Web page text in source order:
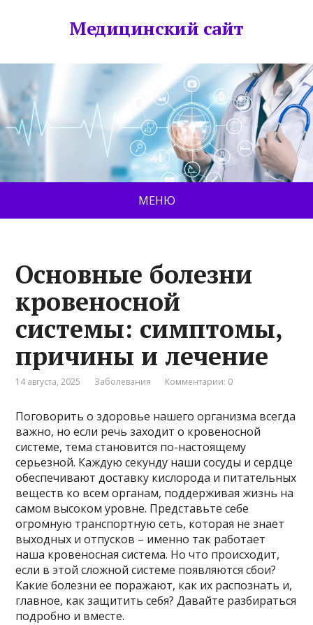
Медицинский сайт
МЕНЮ
Основные болезни
кровеносной
системы: симптомы,
причины и лечение
14 августа, 2025 Заболевания Комментарии: 0
Поговорить о здоровье нашего организма всегда
важно, но если речь заходит о кровеносной
системе, тема становится по-настоящему
серьезной. Каждую секунду наши сосуды и сердце
обеспечивают доставку кислорода и питательных
веществ ко всем органам, поддерживая жизнь на
самом высоком уровне. Представьте себе
огромную транспортную сеть, которая не знает
выходных и отпусков – именно так работает
наша кровеносная система. Но что происходит,
если в этой сложной системе появляются сбои?
Какие болезни ее поражают, как их распознать и,
главное, как защитить себя? Давайте разбираться
подробно и вместе.